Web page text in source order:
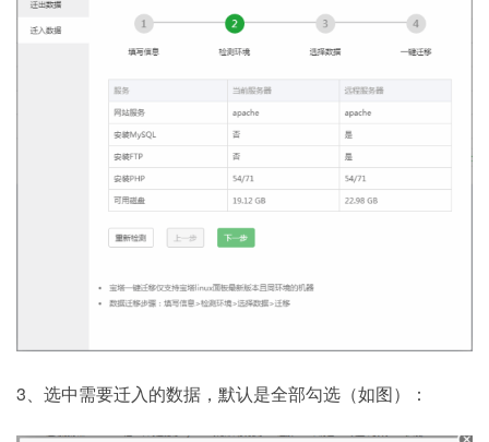
3、选中需要迁入的数据，默认是全部勾选（如图）：